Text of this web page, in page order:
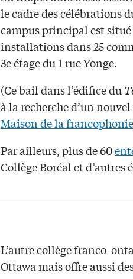
le cadre des célébrations
campus principal est situé
installations dans 25
3e étage du 1 rue Yonge.
(Ce bail dans l’édifice du
à la recherche d’un
Maison de la francophonie
Par ailleurs, plus de 60
Collège Boréal et
L’autre collège franco-
Ottawa mais offre aussi